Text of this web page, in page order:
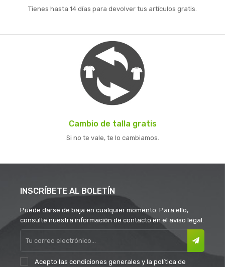
Tienes hasta 14 días para devolver tus artículos gratis.
Cambio de talla gratis
Si no te vale, te lo cambiamos.
INSCRÍBETE AL BOLETÍN
Puede darse de baja en cualquier momento. Para ello,
consulte nuestra información de contacto en el aviso legal.
Acepto las condiciones generales y la política de